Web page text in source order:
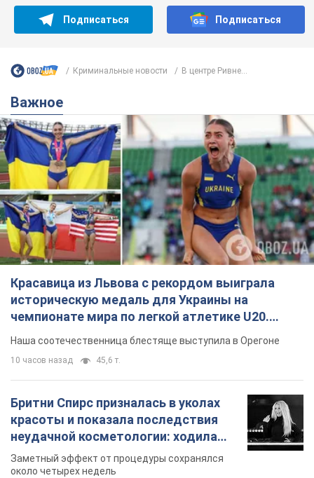
Подписаться Подписаться
Криминальные новости В центре Ривне...
Важное
Красавица из Львова с рекордом выиграла
историческую медаль для Украины на
чемпионате мира по легкой атлетике U20.
Видео
Наша соотечественница блестяще выступила в Орегоне
10 часов назад 45,6 т.
Бритни Спирс призналась в уколах
красоты и показала последствия
неудачной косметологии: ходила
так почти месяц
Заметный эффект от процедуры сохранялся
около четырех недель